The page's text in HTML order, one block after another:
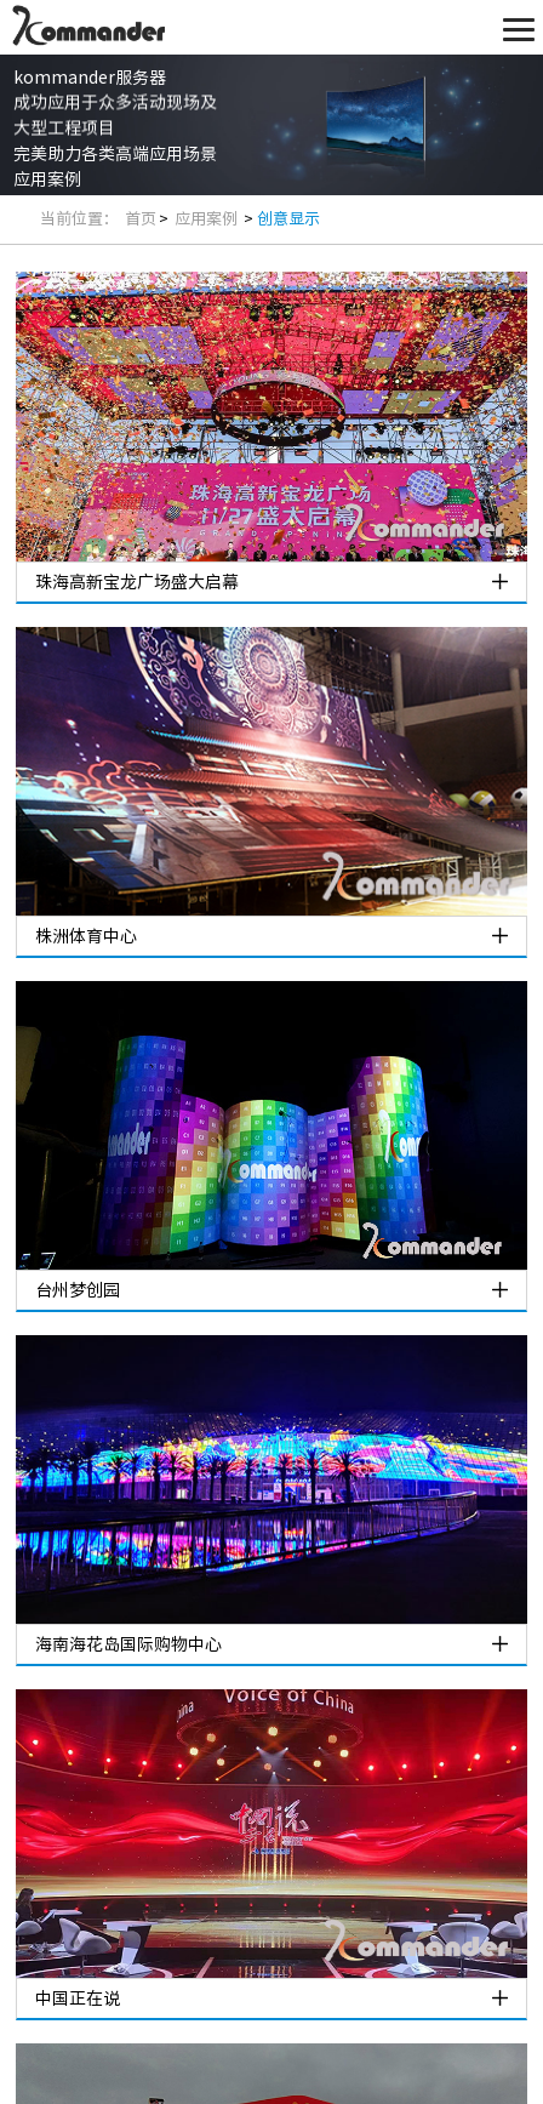
kommander服务器
成功应用于众多活动现场及
大型工程项目
完美助力各类高端应用场景
应用案例
当前位置： 首页 > 应用案例 >创意显示
珠海高新宝龙广场盛大启幕
株洲体育中心
台州梦创园
海南海花岛国际购物中心
中国正在说